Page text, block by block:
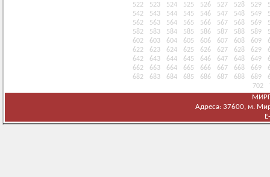
522
523 524 525 526 527 528 529
542
543 544 545 546 547 548 549
562
563 564 565 566 567 568 569
582
583 584 585 586 587 588 589
602
603 604 605 606 607 608 609
622
623 624 625 626 627 628 629
642
643 644 645 646 647 648 649
662
663 664 665 666 667 668 669
682
683 684 685 686 687 688 689
702
Адреса: 37600, м.